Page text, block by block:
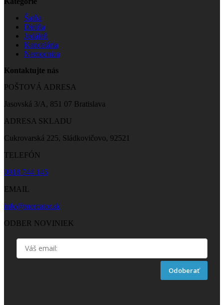
Šatňa
Dielňa
Jedáleň
Kancelária
Nemocnica
Kontaktujte nás
POŠTOVÁ ADRESA
Jasovská 3/A, 851 07 Bratislava
ADRESA SKLADU
Cukrovarská 225, Sládkovičovo, 92521
TELEFÓN
0918 744 145
EMAIL
info@mercator.sk
ODBER NOVINIEK
Odoberať